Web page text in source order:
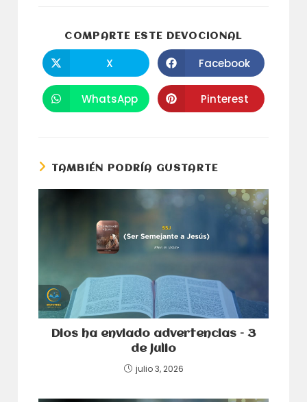
COMPARTE ESTE DEVOCIONAL
abre
en
una
nueva
ventana
X Se
abre
en
una
nueva
ventana
Facebook
Se
abre
WhatsApp Se
abre
Pinterest
TAMBIÉN PODRÍA GUSTARTE
Dios ha enviado advertencias – 3
de julio
julio 3, 2026